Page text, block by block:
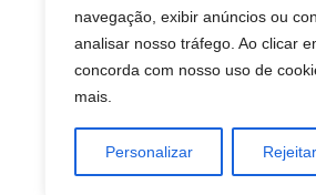
navegação, exibir anúncios ou
analisar nosso tráfego. Ao clicar
concorda com nosso uso de
mais.
Personalizar Rejeitar